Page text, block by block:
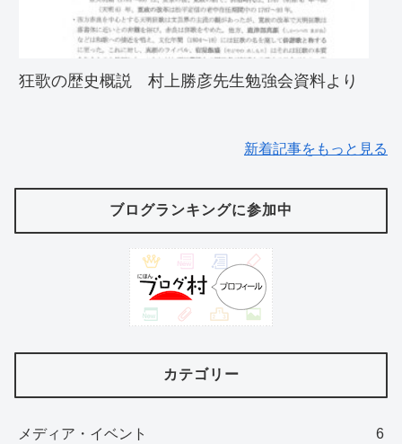
狂歌の歴史概説 村上勝彦先生勉強会資料より
新着記事をもっと見る
ブログランキングに参加中
カテゴリー
メディア・イベント 6